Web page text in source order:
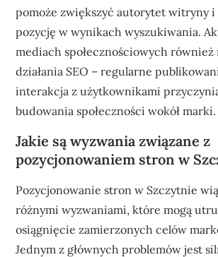
pomoże zwiększyć autorytet witryny
pozycję w wynikach wyszukiwania.
mediach społecznościowych również
działania SEO – regularne
interakcja z użytkownikami
budowania społeczności wokół marki.
Jakie są wyzwania związane z
pozycjonowaniem stron w
Pozycjonowanie stron w Szczytnie
różnymi wyzwaniami, które mogą
osiągnięcie zamierzonych celów
Jednym z głównych problemów jest